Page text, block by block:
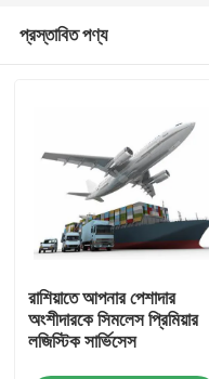
প্রস্তাবিত পণ্য
রাশিয়াতে আপনার পেশাদার
অংশীদারকে সিমলেস প্রিমিয়ার
লজিস্টিক সার্ভিসেস